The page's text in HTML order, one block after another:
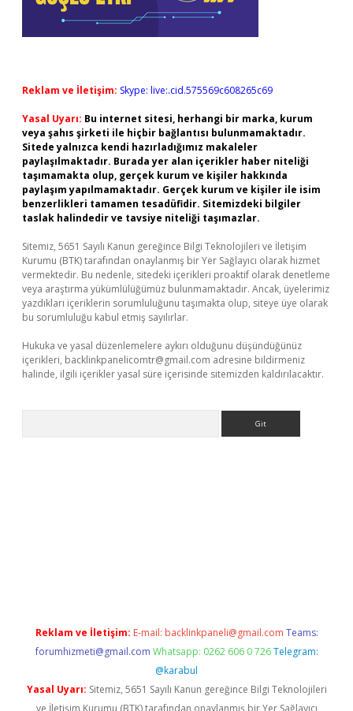
Reklam ve İletişim: Skype: live:.cid.575569c608265c69
Yasal Uyarı: Bu internet sitesi, herhangi bir marka, kurum
veya şahıs şirketi ile hiçbir bağlantısı bulunmamaktadır.
Sitede yalnızca kendi hazırladığımız makaleler
paylaşılmaktadır. Burada yer alan içerikler haber niteliği
taşımamakta olup, gerçek kurum ve kişiler hakkında
paylaşım yapılmamaktadır. Gerçek kurum ve kişiler ile isim
benzerlikleri tamamen tesadüfidir. Sitemizdeki bilgiler
taslak halindedir ve tavsiye niteliği taşımazlar.
Sitemiz, 5651 Sayılı Kanun gereğince Bilgi Teknolojileri ve İletişim
Kurumu (BTK) tarafından onaylanmış bir Yer Sağlayıcı olarak hizmet
vermektedir. Bu nedenle, sitedeki içerikleri proaktif olarak denetleme
veya araştırma yükümlülüğümüz bulunmamaktadır. Ancak, üyelerimiz
yazdıkları içeriklerin sorumluluğunu taşımakta olup, siteye üye olarak
bu sorumluluğu kabul etmiş sayılırlar.
Hukuka ve yasal düzenlemelere aykırı olduğunu düşündüğünüz
içerikleri, backlinkpanelicomtr@gmail.com adresine bildirmeniz
halinde, ilgili içerikler yasal süre içerisinde sitemizden kaldırılacaktır.
Reklam ve İletişim: E-mail: backlinkpaneli@gmail.com Teams:
forumhizmeti@gmail.com Whatsapp: 0262 606 0 726 Telegram:
@karabul
Yasal Uyarı: Sitemiz, 5651 Sayılı Kanun gereğince Bilgi Teknolojileri
ve İletişim Kurumu (BTK) tarafından onaylanmış bir Yer Sağlayıcı